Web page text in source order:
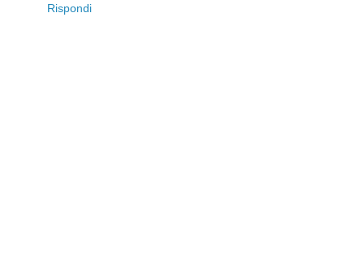
Rispondi